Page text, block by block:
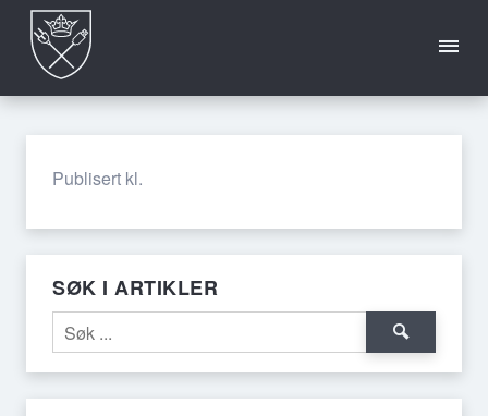
Publisert kl.
SØK I ARTIKLER